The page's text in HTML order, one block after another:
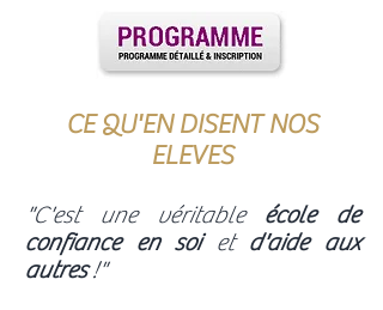
CE QU'EN DISENT NOS
ELEVES
"C'est une véritable école de
confiance en soiet d'aide aux
autres!"